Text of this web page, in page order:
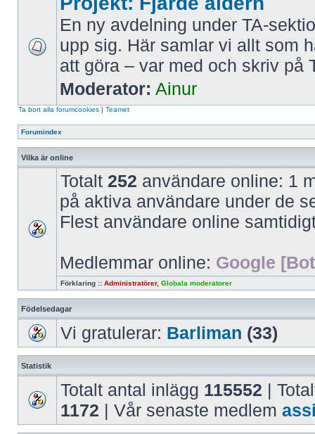
En ny avdelning under TA-
upp sig. Här samlar vi allt som
att göra – var med och skriv på
Moderator: Ainur
Ta bort alla forumcookies | Teamet
Forumindex
Vilka är online
Totalt 252 användare online: 1
på aktiva användare under de
Flest användare online
Medlemmar online: Google
Förklaring :: Administratörer, Globala moderatorer
Födelsedagar
Vi gratulerar: Barliman (33)
Statistik
Totalt antal inlägg 115552 |
1172 | Vår senaste medlem